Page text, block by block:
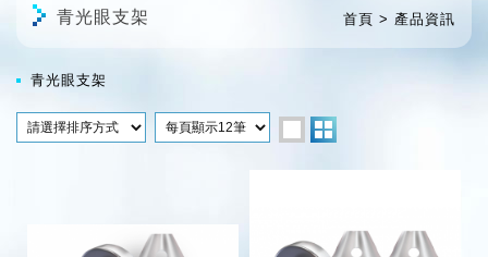
首頁 產品資訊
青光眼支架
青光眼支架